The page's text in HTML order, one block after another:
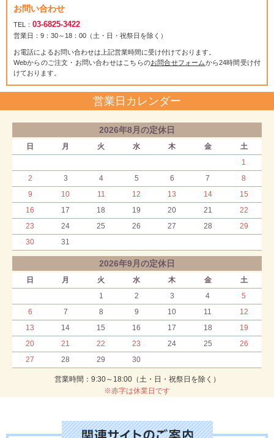
お問い合わせ
TEL： 03-6825-3422
営業日：9：30～18：00（土・日・祝祭日を除く）
お電話によるお問い合わせは上記営業時間に受け付けております。
Webからのご注文・お問い合わせはこちらのお問合せフォームから24時間受け付
けております。
営業日カレンダー
2026年8月の定休日
日 月 火 水 木 金
土
1
2
3 4 5 6 7
8
9
10 11 12 13 14
15
16
17 18 19 20 21
22
23
24 25 26 27 28
29
30
31
2026年9月の定休日
日 月 火 水 木 金
土
1
2 3 4
5
6
7 8 9 10 11
12
13
14 15 16 17 18
19
20
21 22 23 24 25
26
27
28 29 30
営業時間：9:30～18:00（土・日・祝祭日を除く）
※赤字は休業日です